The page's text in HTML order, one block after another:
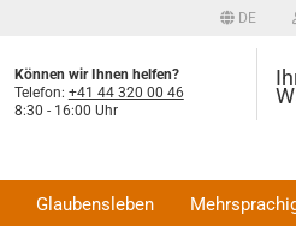
DE
Können wir Ihnen helfen?
Telefon: +41 44 320 00 46
8:30 - 16:00 Uhr
10:00 - 15:00 Uhr oder nach
Vereinbarung
Glaubensleben